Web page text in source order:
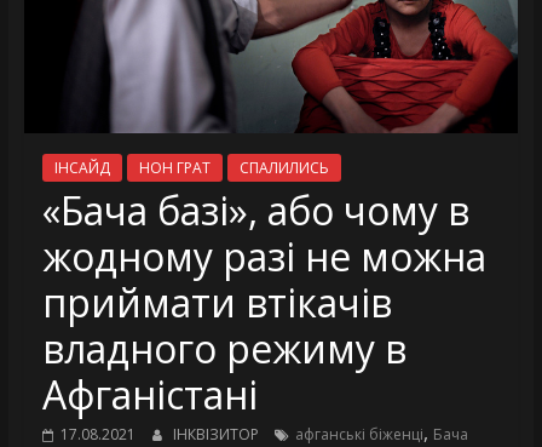
ІНСАЙД НОН ГРАТ СПАЛИЛИСЬ
«Бача базі», або чому в
жодному разі не можна
приймати втікачів
владного режиму в
Афганістані
17.08.2021 ІНКВІЗИТОР афганські біженці, Бача